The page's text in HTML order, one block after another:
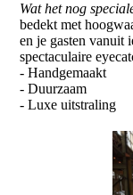
Wat het nog
bedekt met
en je gasten vanuit
spectaculaire
- Handgemaakt
- Duurzaam
- Luxe uitstraling